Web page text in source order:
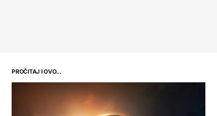
PROČITAJ I OVO...